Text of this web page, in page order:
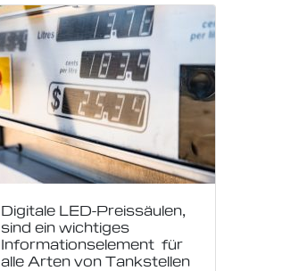
Digitale LED-Preissäulen,
sind ein wichtiges
Informationselement für
alle Arten von Tankstellen